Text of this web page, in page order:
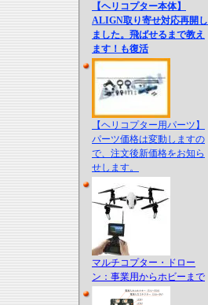
【ヘリコプター本体】
ALIGN取り寄せ対応再開し
ました。飛ばせるまで教え
ます！も復活
【ヘリコプター用パーツ】
パーツ価格は変動しますの
で、注文後新価格をお知ら
せします。
マルチコプター・ドロー
ン：事業用からホビーまで